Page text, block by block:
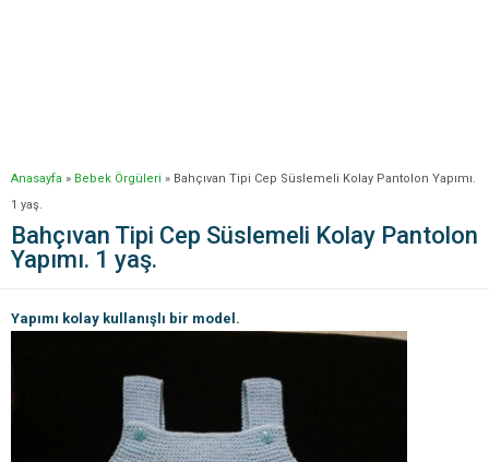
Anasayfa » Bebek Örgüleri » Bahçıvan Tipi Cep Süslemeli Kolay Pantolon Yapımı.
1 yaş.
Bahçıvan Tipi Cep Süslemeli Kolay Pantolon
Yapımı. 1 yaş.
Yapımı kolay kullanışlı bir model.